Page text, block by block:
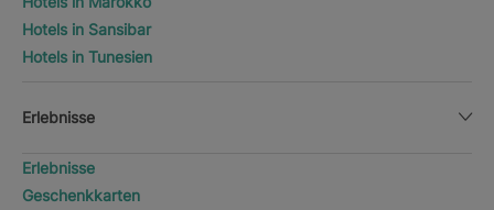
Hotels in Sansibar
Hotels in Tunesien
Erlebnisse
Erlebnisse
Geschenkkarten